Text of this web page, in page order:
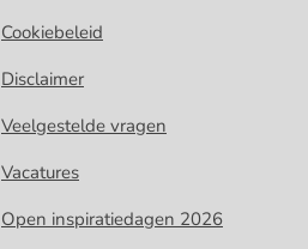
Cookiebeleid
Disclaimer
Veelgestelde vragen
Vacatures
Open inspiratiedagen 2026